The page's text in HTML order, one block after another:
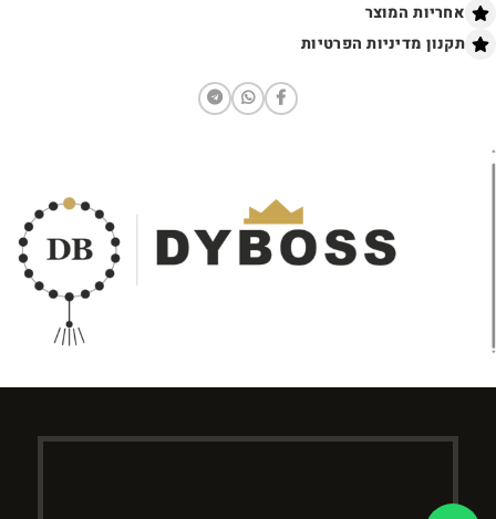
אחריות המוצר
תקנון מדיניות הפרטיות